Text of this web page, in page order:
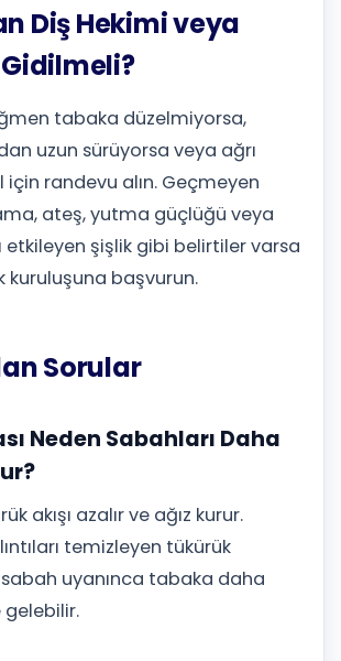
Diş Hekimi veya
tabaka düzelmiyorsa,
uzun sürüyorsa veya ağrı
randevu alın. Geçmeyen
ateş, yutma güçlüğü veya
etkileyen şişlik gibi belirtiler varsa
kuruluşuna başvurun.
Sorular
Neden Sabahları Daha
akışı azalır ve ağız kurur.
temizleyen tükürük
sabah uyanınca tabaka daha